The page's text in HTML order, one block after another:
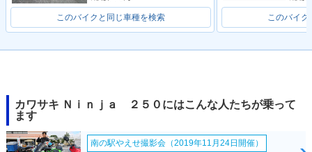
このバイクと同じ車種を検索 このバイク
カワサキ Ｎｉｎｊａ ２５０にはこんな人たちが乗って
ます
南の駅やえせ撮影会（2019年11月24日開催）